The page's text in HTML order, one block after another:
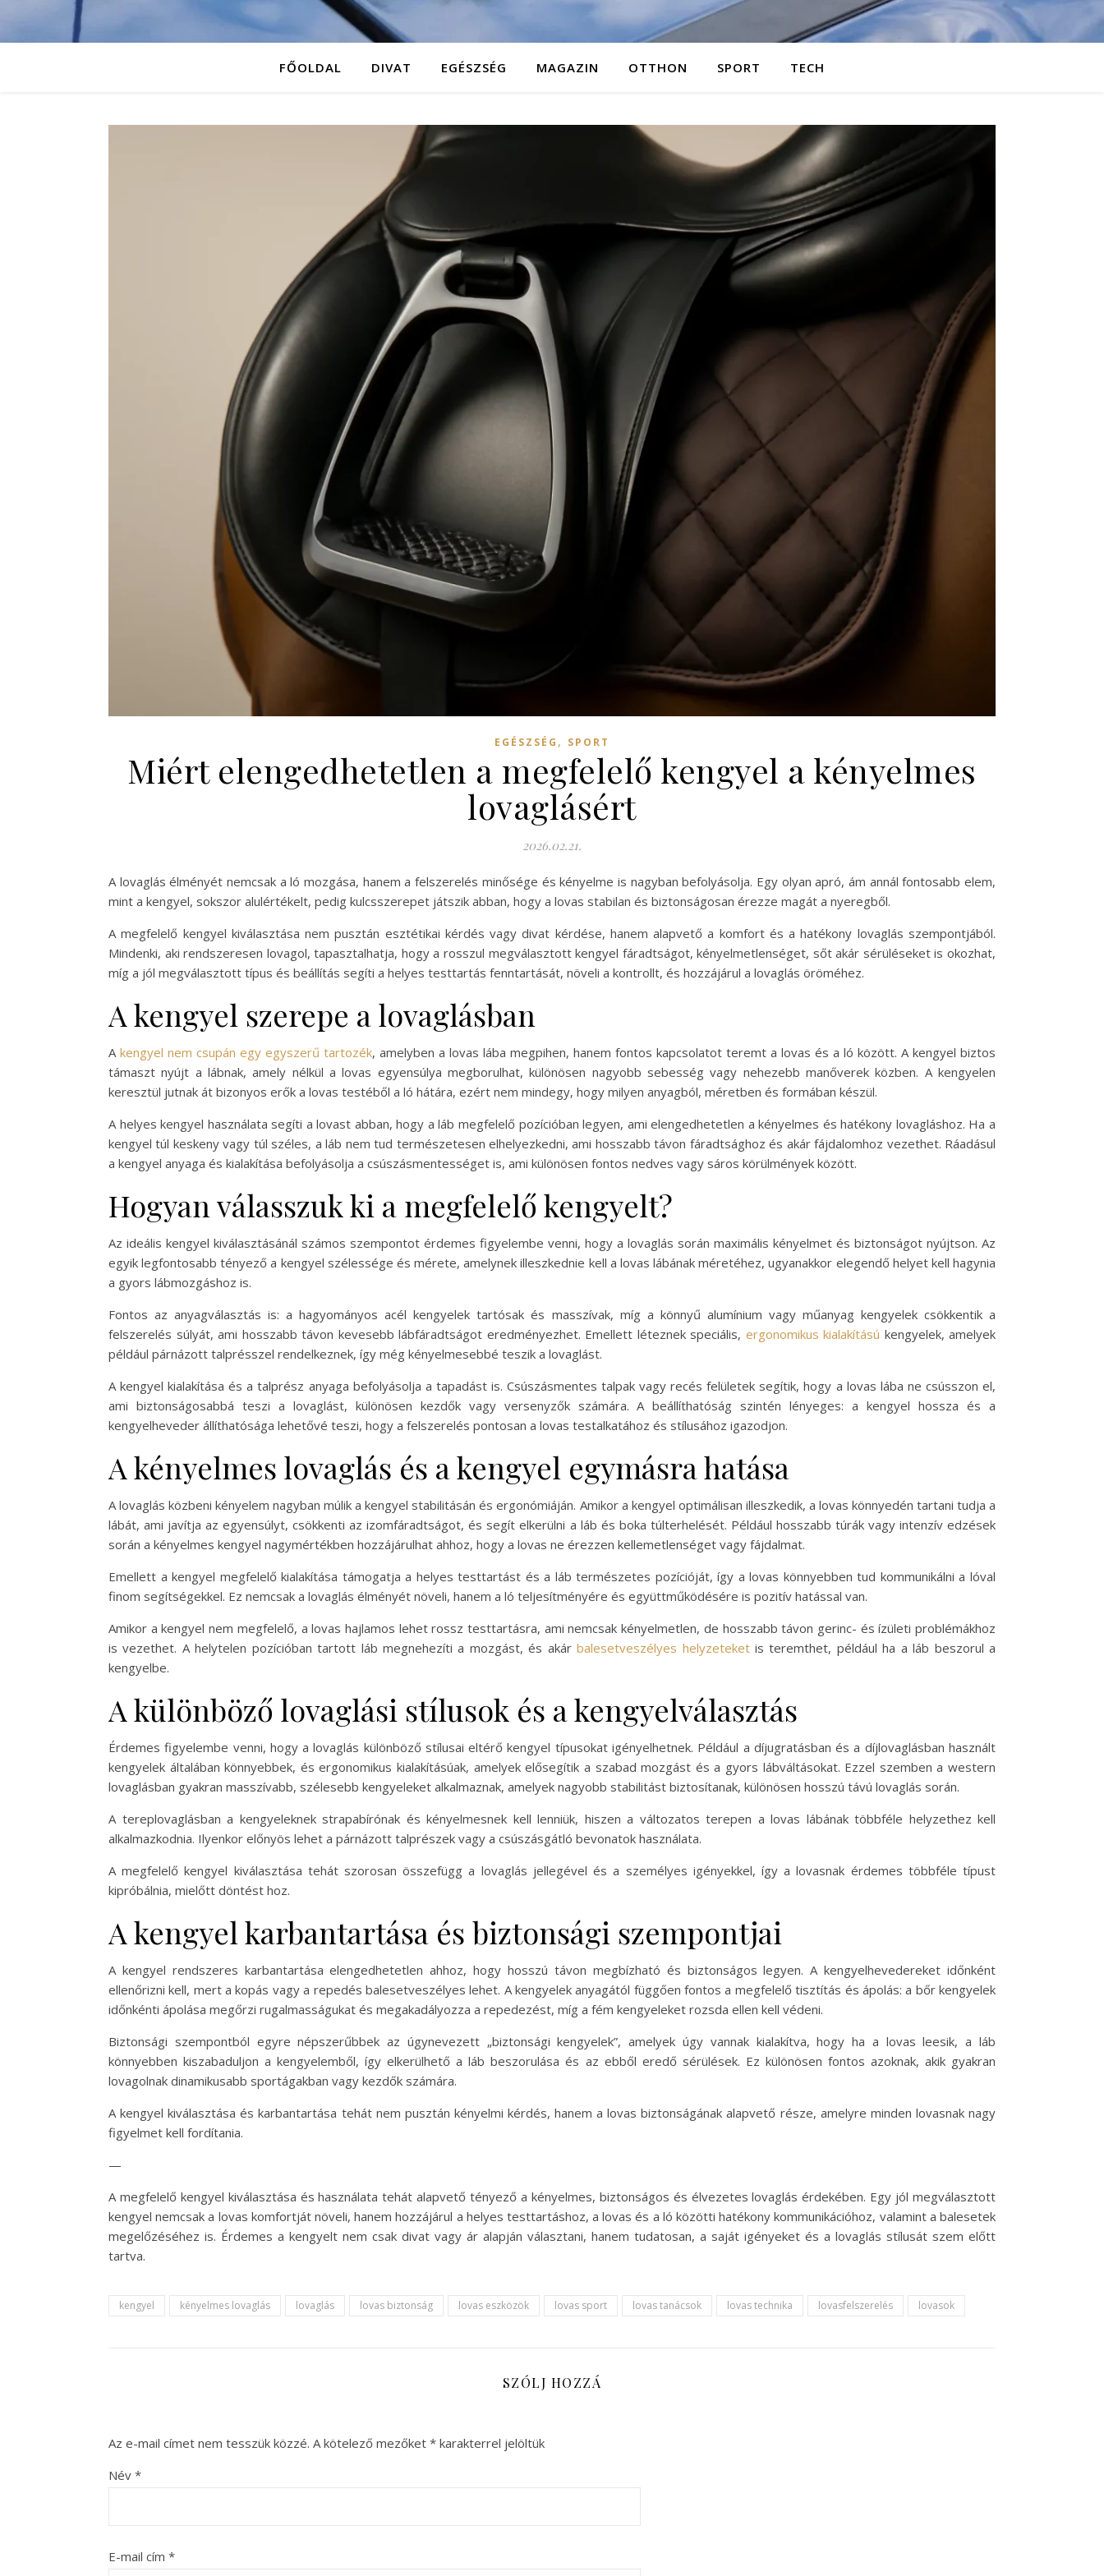
FŐOLDAL DIVAT EGÉSZSÉG MAGAZIN OTTHON SPORT TECH
EGÉSZSÉG , SPORT
Miért elengedhetetlen a megfelelő kengyel a kényelmes
lovaglásért
2026.02.21.
A lovaglás élményét nemcsak a ló mozgása, hanem a felszerelés minősége és kényelme is nagyban befolyásolja. Egy olyan apró, ám annál fontosabb elem,
mint a kengyel, sokszor alulértékelt, pedig kulcsszerepet játszik abban, hogy a lovas stabilan és biztonságosan érezze magát a nyeregből.
A megfelelő kengyel kiválasztása nem pusztán esztétikai kérdés vagy divat kérdése, hanem alapvető a komfort és a hatékony lovaglás szempontjából.
Mindenki, aki rendszeresen lovagol, tapasztalhatja, hogy a rosszul megválasztott kengyel fáradtságot, kényelmetlenséget, sőt akár sérüléseket is okozhat,
míg a jól megválasztott típus és beállítás segíti a helyes testtartás fenntartását, növeli a kontrollt, és hozzájárul a lovaglás öröméhez.
A kengyel szerepe a lovaglásban
A kengyel nem csupán egy egyszerű tartozék, amelyben a lovas lába megpihen, hanem fontos kapcsolatot teremt a lovas és a ló között. A kengyel biztos
támaszt nyújt a lábnak, amely nélkül a lovas egyensúlya megborulhat, különösen nagyobb sebesség vagy nehezebb manőverek közben. A kengyelen
keresztül jutnak át bizonyos erők a lovas testéből a ló hátára, ezért nem mindegy, hogy milyen anyagból, méretben és formában készül.
A helyes kengyel használata segíti a lovast abban, hogy a láb megfelelő pozícióban legyen, ami elengedhetetlen a kényelmes és hatékony lovagláshoz. Ha a
kengyel túl keskeny vagy túl széles, a láb nem tud természetesen elhelyezkedni, ami hosszabb távon fáradtsághoz és akár fájdalomhoz vezethet. Ráadásul
a kengyel anyaga és kialakítása befolyásolja a csúszásmentességet is, ami különösen fontos nedves vagy sáros körülmények között.
Hogyan válasszuk ki a megfelelő kengyelt?
Az ideális kengyel kiválasztásánál számos szempontot érdemes figyelembe venni, hogy a lovaglás során maximális kényelmet és biztonságot nyújtson. Az
egyik legfontosabb tényező a kengyel szélessége és mérete, amelynek illeszkednie kell a lovas lábának méretéhez, ugyanakkor elegendő helyet kell hagynia
a gyors lábmozgáshoz is.
Fontos az anyagválasztás is: a hagyományos acél kengyelek tartósak és masszívak, míg a könnyű alumínium vagy műanyag kengyelek csökkentik a
felszerelés súlyát, ami hosszabb távon kevesebb lábfáradtságot eredményezhet. Emellett léteznek speciális, ergonomikus kialakítású kengyelek, amelyek
például párnázott talprésszel rendelkeznek, így még kényelmesebbé teszik a lovaglást.
A kengyel kialakítása és a talprész anyaga befolyásolja a tapadást is. Csúszásmentes talpak vagy recés felületek segítik, hogy a lovas lába ne csússzon el,
ami biztonságosabbá teszi a lovaglást, különösen kezdők vagy versenyzők számára. A beállíthatóság szintén lényeges: a kengyel hossza és a
kengyelheveder állíthatósága lehetővé teszi, hogy a felszerelés pontosan a lovas testalkatához és stílusához igazodjon.
A kényelmes lovaglás és a kengyel egymásra hatása
A lovaglás közbeni kényelem nagyban múlik a kengyel stabilitásán és ergonómiáján. Amikor a kengyel optimálisan illeszkedik, a lovas könnyedén tartani tudja a
lábát, ami javítja az egyensúlyt, csökkenti az izomfáradtságot, és segít elkerülni a láb és boka túlterhelését. Például hosszabb túrák vagy intenzív edzések
során a kényelmes kengyel nagymértékben hozzájárulhat ahhoz, hogy a lovas ne érezzen kellemetlenséget vagy fájdalmat.
Emellett a kengyel megfelelő kialakítása támogatja a helyes testtartást és a láb természetes pozícióját, így a lovas könnyebben tud kommunikálni a lóval
finom segítségekkel. Ez nemcsak a lovaglás élményét növeli, hanem a ló teljesítményére és együttműködésére is pozitív hatással van.
Amikor a kengyel nem megfelelő, a lovas hajlamos lehet rossz testtartásra, ami nemcsak kényelmetlen, de hosszabb távon gerinc- és ízületi problémákhoz
is vezethet. A helytelen pozícióban tartott láb megnehezíti a mozgást, és akárbalesetveszélyes helyzeteketis teremthet, például ha a láb beszorul a
kengyelbe.
A különböző lovaglási stílusok és a kengyelválasztás
Érdemes figyelembe venni, hogy a lovaglás különböző stílusai eltérő kengyel típusokat igényelhetnek. Például a díjugratásban és a díjlovaglásban használt
kengyelek általában könnyebbek, és ergonomikus kialakításúak, amelyek elősegítik a szabad mozgást és a gyors lábváltásokat. Ezzel szemben a western
lovaglásban gyakran masszívabb, szélesebb kengyeleket alkalmaznak, amelyek nagyobb stabilitást biztosítanak, különösen hosszú távú lovaglás során.
A tereplovaglásban a kengyeleknek strapabírónak és kényelmesnek kell lenniük, hiszen a változatos terepen a lovas lábának többféle helyzethez kell
alkalmazkodnia. Ilyenkor előnyös lehet a párnázott talprészek vagy a csúszásgátló bevonatok használata.
A megfelelő kengyel kiválasztása tehát szorosan összefügg a lovaglás jellegével és a személyes igényekkel, így a lovasnak érdemes többféle típust
kipróbálnia, mielőtt döntést hoz.
A kengyel karbantartása és biztonsági szempontjai
A kengyel rendszeres karbantartása elengedhetetlen ahhoz, hogy hosszú távon megbízható és biztonságos legyen. A kengyelhevedereket időnként
ellenőrizni kell, mert a kopás vagy a repedés balesetveszélyes lehet. A kengyelek anyagától függően fontos a megfelelő tisztítás és ápolás: a bőr kengyelek
időnkénti ápolása megőrzi rugalmasságukat és megakadályozza a repedezést, míg a fém kengyeleket rozsda ellen kell védeni.
Biztonsági szempontból egyre népszerűbbek az úgynevezett „biztonsági kengyelek”, amelyek úgy vannak kialakítva, hogy ha a lovas leesik, a láb
könnyebben kiszabaduljon a kengyelemből, így elkerülhető a láb beszorulása és az ebből eredő sérülések. Ez különösen fontos azoknak, akik gyakran
lovagolnak dinamikusabb sportágakban vagy kezdők számára.
A kengyel kiválasztása és karbantartása tehát nem pusztán kényelmi kérdés, hanem a lovas biztonságának alapvető része, amelyre minden lovasnak nagy
figyelmet kell fordítania.
—
A megfelelő kengyel kiválasztása és használata tehát alapvető tényező a kényelmes, biztonságos és élvezetes lovaglás érdekében. Egy jól megválasztott
kengyel nemcsak a lovas komfortját növeli, hanem hozzájárul a helyes testtartáshoz, a lovas és a ló közötti hatékony kommunikációhoz, valamint a balesetek
megelőzéséhez is. Érdemes a kengyelt nem csak divat vagy ár alapján választani, hanem tudatosan, a saját igényeket és a lovaglás stílusát szem előtt
tartva.
kengyel kényelmes lovaglás lovaglás lovas biztonság lovas eszközök lovas sport lovas tanácsok lovas technika lovasfelszerelés lovasok
SZÓLJ HOZZÁ
Az e-mail címet nem tesszük közzé. A kötelező mezőket * karakterrel jelöltük
Név *
E-mail cím *